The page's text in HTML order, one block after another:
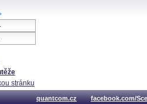
stránku
quantcom.cz facebook.com/